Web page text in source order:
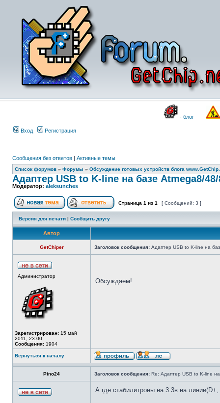
- блог
Вход Регистрация
Сообщения без ответов | Активные темы
Список форумов » Форумы » Обсуждение готовых устройств блога
Адаптер USB to K-line на базе Atmega8/
Модератор: aleksunches
Страница 1 из 1 [ Сообщений: 3 ]
Версия для печати | Сообщить другу
Автор
GetChiper Заголовок сообщения: Адаптер USB to K-line на
Администратор
Зарегистрирован: 15 май
2011, 23:00
Сообщения: 1904
Обсуждаем!
Вернуться к началу
Pino24 Заголовок сообщения: Re: Адаптер USB to K-line
А где стабилитроны на 3.3в на